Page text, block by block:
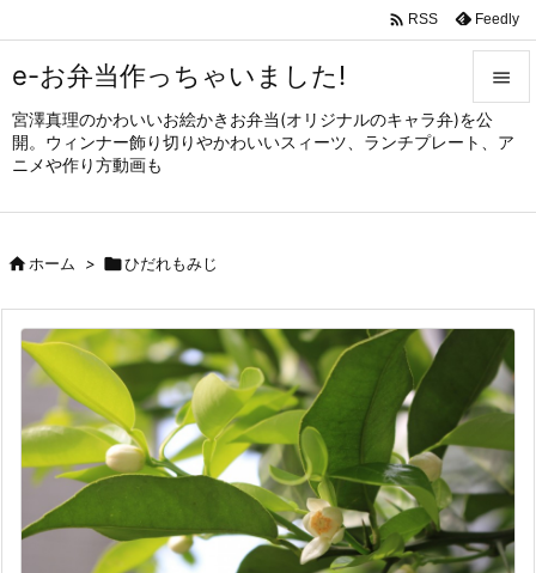
e-お弁当作っちゃいました!
宮澤真理のかわいいお絵かきお弁当(オリジナルのキャラ弁)を公
開。ウィンナー飾り切りやかわいいスィーツ、ランチプレート、ア
ニメや作り方動画も


メニュ
サイド

次へ

検索
 RSS Feedly
ホーム > ひだれもみじ